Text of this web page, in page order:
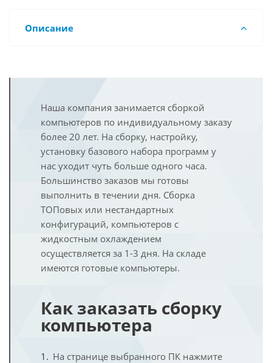
Описание
Наша компания занимается сборкой
компьютеров по индивидуальному заказу
более 20 лет. На сборку, настройку,
установку базового набора программ у
нас уходит чуть больше одного часа.
Большинство заказов мы готовы
выполнить в течении дня. Сборка
ТОПовых или нестандартных
конфигураций, компьютеров с
жидкостным охлаждением
осуществляется за 1-3 дня. На складе
имеются готовые компьютеры.
Как заказать сборку
компьютера
На странице выбранного ПК нажмите